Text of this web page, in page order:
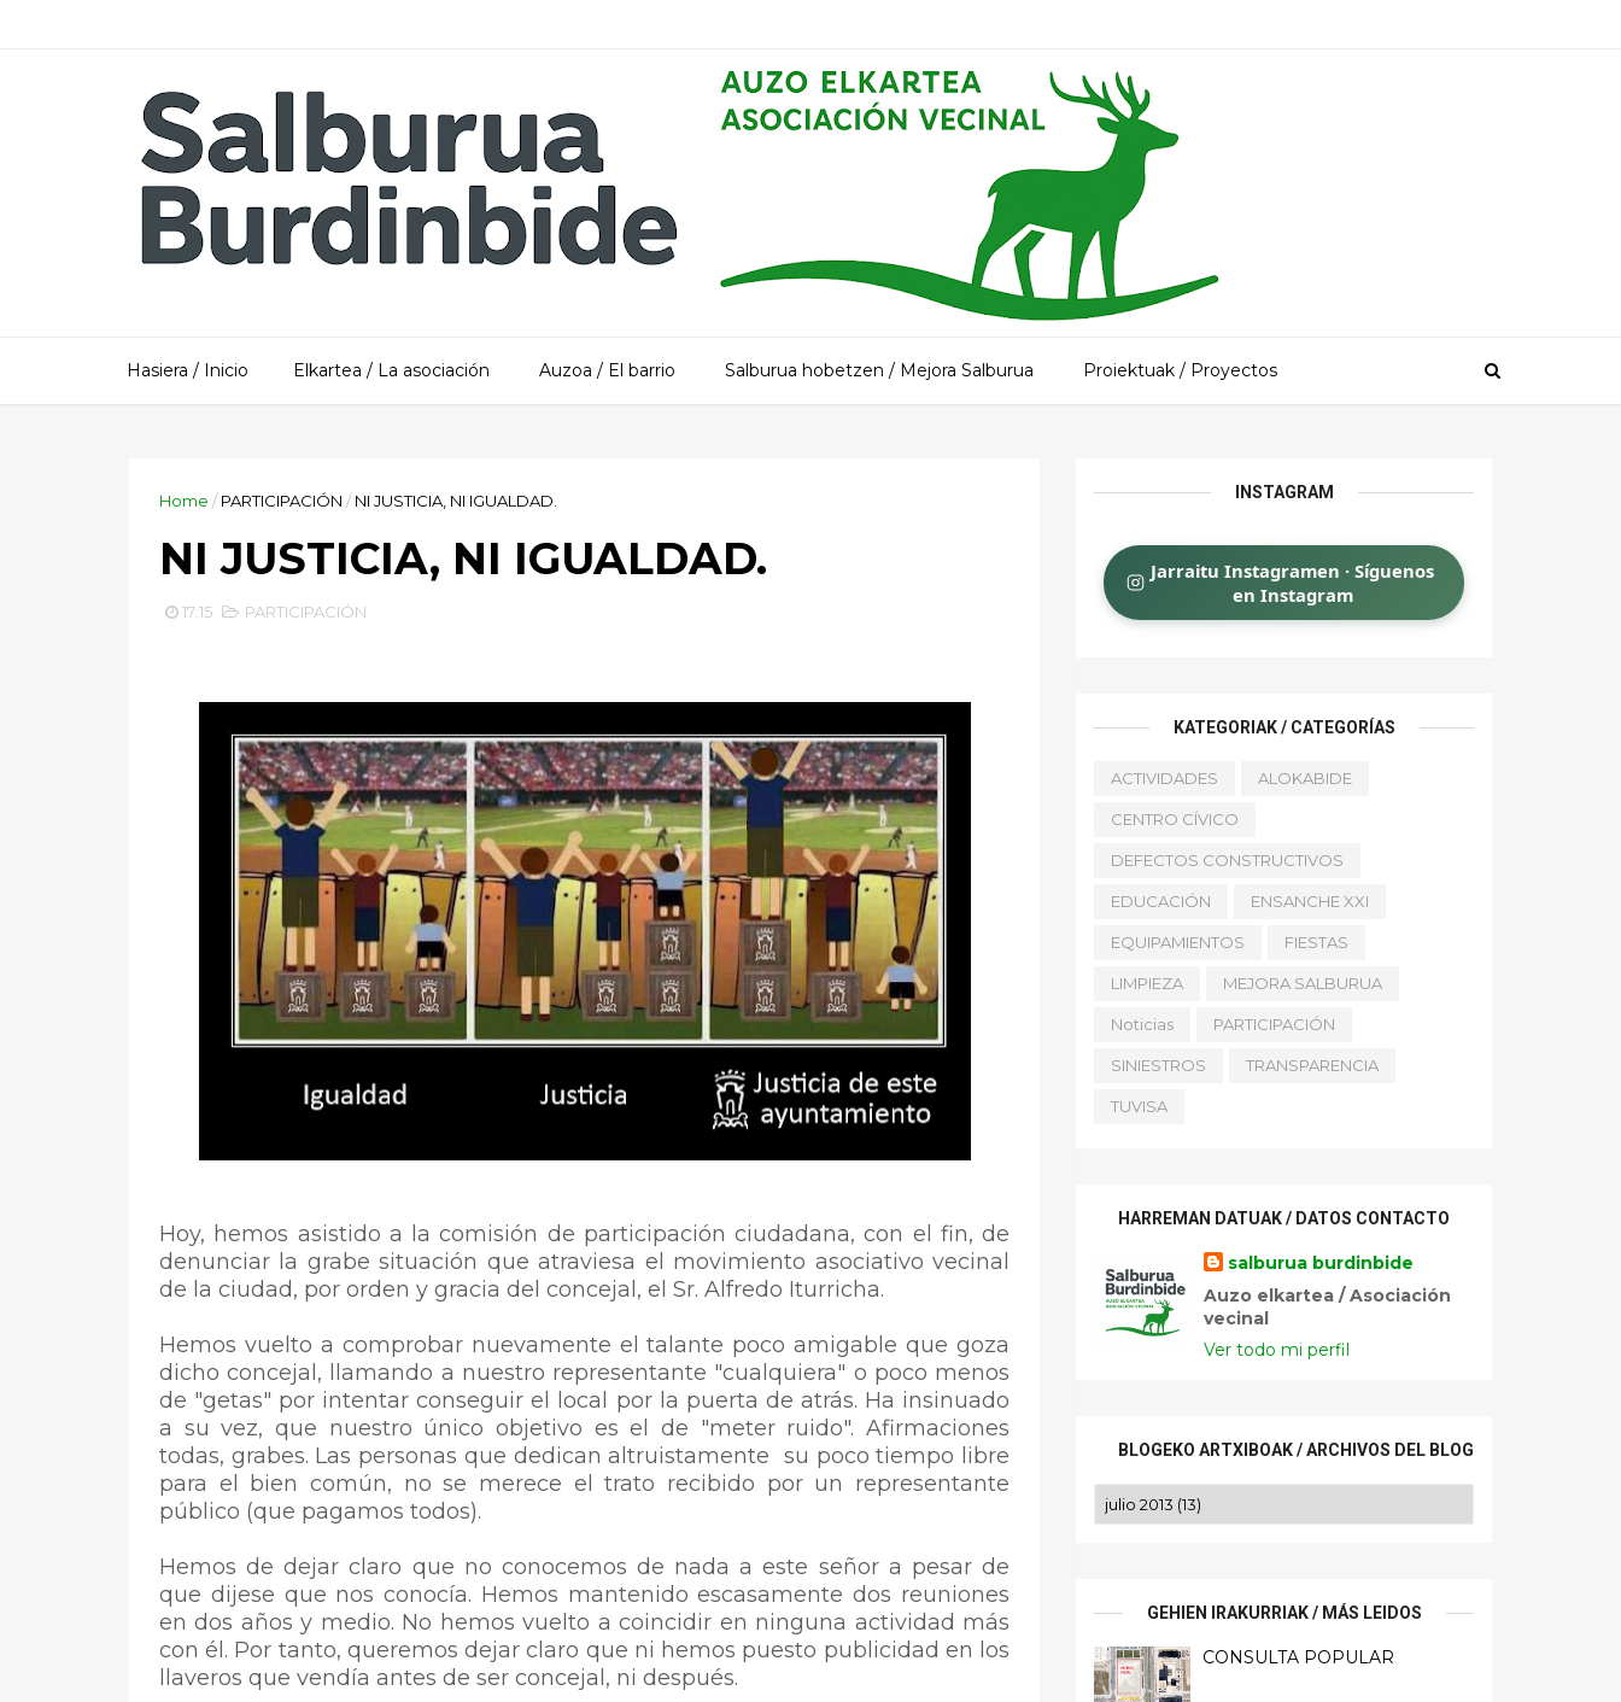
Hasiera / Inicio Elkartea / La asociación Auzoa / El barrio Salburua hobetzen / Mejora Salburua Proiektuak / Proyectos
Home / PARTICIPACIÓN / NI JUSTICIA, NI IGUALDAD.
NI JUSTICIA, NI IGUALDAD.
17:15 PARTICIPACIÓN
Hoy, hemos asistido a la comisión de participación ciudadana, con el fin, de
denunciar la grabe situación que atraviesa el movimiento asociativo vecinal
de la ciudad, por orden y gracia del concejal, el Sr. Alfredo Iturricha.
Hemos vuelto a comprobar nuevamente el talante poco amigable que goza
dicho concejal, llamando a nuestro representante "cualquiera" o poco menos
de "getas" por intentar conseguir el local por la puerta de atrás. Ha insinuado
a su vez, que nuestro único objetivo es el de "meter ruido". Afirmaciones
todas, grabes. Las personas que dedican altruistamente su poco tiempo libre
para el bien común, no se merece el trato recibido por un representante
público (que pagamos todos).
Hemos de dejar claro que no conocemos de nada a este señor a pesar de
que dijese que nos conocía. Hemos mantenido escasamente dos reuniones
en dos años y medio. No hemos vuelto a coincidir en ninguna actividad más
con él. Por tanto, queremos dejar claro que ni hemos puesto publicidad en los
llaveros que vendía antes de ser concejal, ni después.
INSTAGRAM
Jarraitu Instagramen · Síguenos
en Instagram
KATEGORIAK / CATEGORÍAS
ACTIVIDADES ALOKABIDE
CENTRO CÍVICO
DEFECTOS CONSTRUCTIVOS
EDUCACIÓN ENSANCHE XXI
EQUIPAMIENTOS FIESTAS
LIMPIEZA MEJORA SALBURUA
Noticias PARTICIPACIÓN
SINIESTROS TRANSPARENCIA
TUVISA
HARREMAN DATUAK / DATOS CONTACTO
salburua burdinbide
Auzo elkartea / Asociación
vecinal
Ver todo mi perfil
BLOGEKO ARTXIBOAK / ARCHIVOS DEL BLOG
GEHIEN IRAKURRIAK / MÁS LEIDOS
CONSULTA POPULAR